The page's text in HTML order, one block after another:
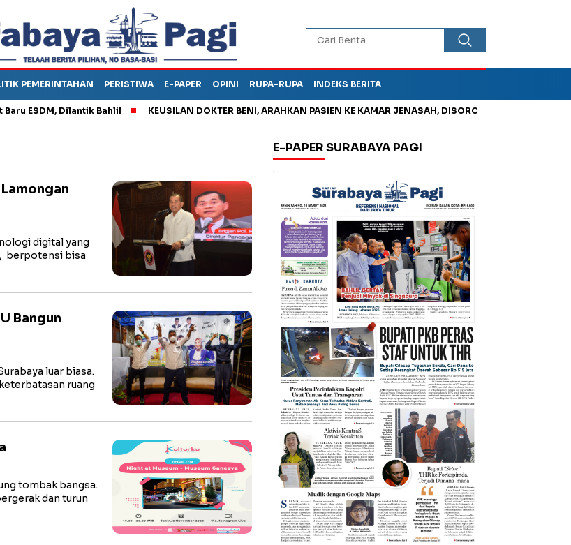
PEMERINTAHAN PERISTIWA E-PAPER OPINI RUPA-RUPA INDEKS BERITA
Dilantik Bahlil KEUSILAN DOKTER BENI, ARAHKAN PASIEN KE KAMAR JENASAH, DISOROT
digital yang
berpotensi bisa
Bangun
luar biasa.
ruang
tombak bangsa.
dan turun
E-PAPER SURABAYA PAGI